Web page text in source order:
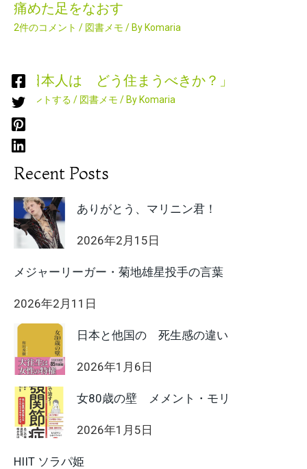
痛めた足をなおす
2件のコメント / 図書メモ / By Komaria
「日本人は どう住まうべきか？」
コメントする / 図書メモ / By Komaria
Recent Posts
ありがとう、マリニン君！
2026年2月15日
メジャーリーガー・菊地雄星投手の言葉
2026年2月11日
日本と他国の 死生感の違い
2026年1月6日
女80歳の壁 メメント・モリ
2026年1月5日
HIIT ソラパ姫